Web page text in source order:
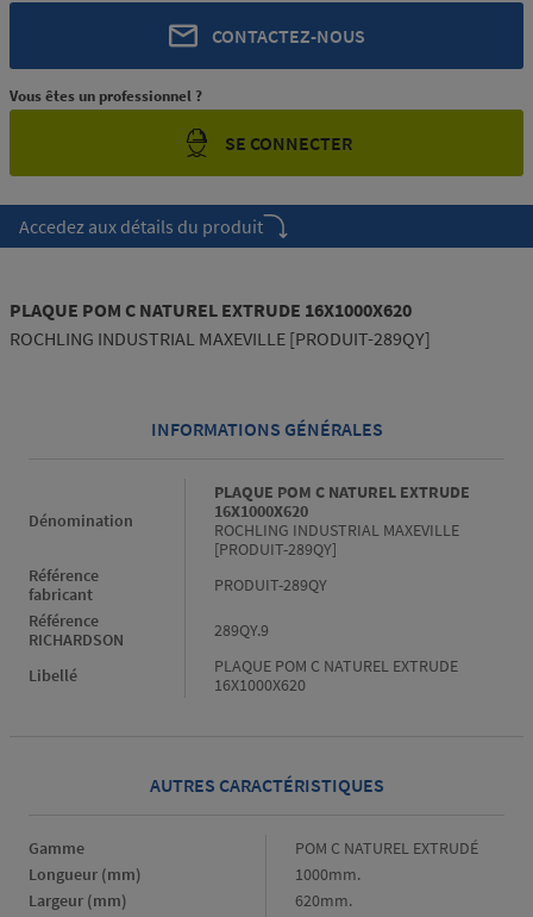
CONTACTEZ-NOUS
Vous êtes un professionnel ?
SE CONNECTER
Accedez aux détails du produit
PLAQUE POM C NATUREL EXTRUDE 16X1000X620
ROCHLING INDUSTRIAL MAXEVILLE [PRODUIT-289QY]
INFORMATIONS GÉNÉRALES
Dénomination
PLAQUE POM C NATUREL EXTRUDE
16X1000X620
ROCHLING INDUSTRIAL MAXEVILLE
[PRODUIT-289QY]
Référence
fabricant
PRODUIT-289QY
Référence
RICHARDSON
289QY.9
Libellé
PLAQUE POM C NATUREL EXTRUDE
16X1000X620
AUTRES CARACTÉRISTIQUES
Gamme Gamme
POM C NATUREL EXTRUDÉ
Longueur (mm)
Longueur
(mm)
1000mm.
Largeur (mm)
Largeur
620mm.